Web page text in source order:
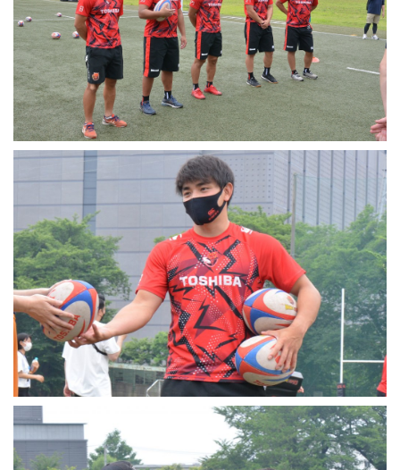
地域貢献活動
InstagramX Facebook Youtube
パートナーシップのご案内